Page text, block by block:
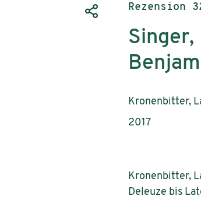
Rezension
Singer,
AutorInnen:
Kronenbitter,
Publikationsjahr:
2017
Kronenbitter,
Deleuze bis